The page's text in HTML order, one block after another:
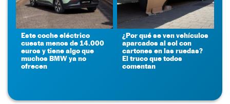
Este coche eléctrico
cuesta menos de 14.000
euros y tiene algo que
muchos BMW ya no
ofrecen
¿Por qué se ven vehículos
aparcados al sol con
cartones en las ruedas?
El truco que todos
comentan